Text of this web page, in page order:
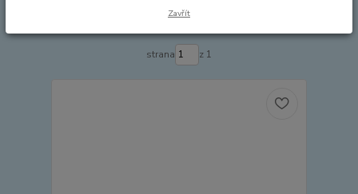
strana z 1
Zavřít